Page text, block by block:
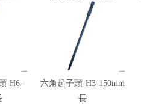
-H6-
六角起子頭-H3-150mm
長